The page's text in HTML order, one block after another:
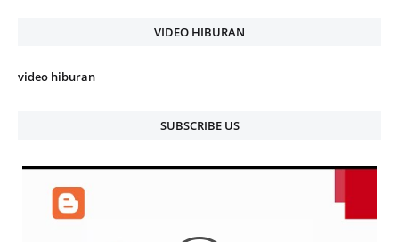
VIDEO HIBURAN
video hiburan
SUBSCRIBE US